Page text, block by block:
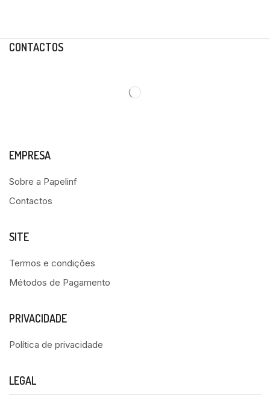
CONTACTOS
EMPRESA
Sobre a Papelinf
Contactos
SITE
Termos e condições
Métodos de Pagamento
PRIVACIDADE
Política de privacidade
LEGAL